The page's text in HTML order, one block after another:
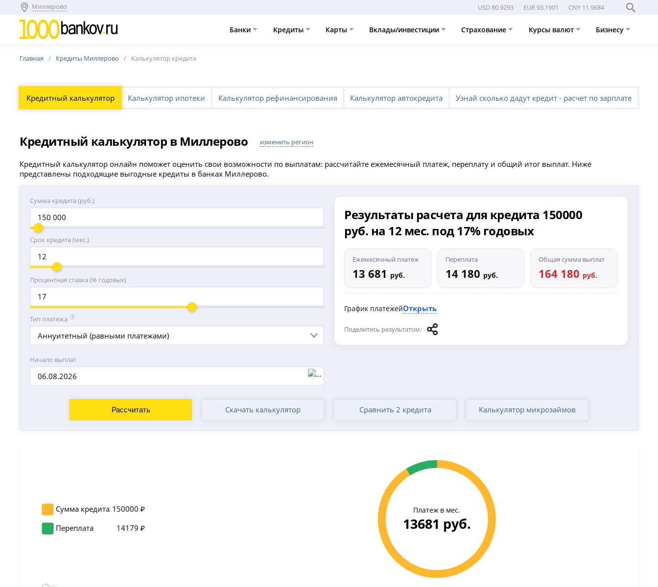
Миллерово USD 80.9293 EUR 93.1901 CNY 11.9684
Банки Кредиты Карты Вклады/инвестиции Страхование Курсы валют Бизнесу
Главная Кредиты Миллерово Калькулятор кредита
Кредитный калькулятор Калькулятор ипотеки Калькулятор рефинансирования Калькулятор автокредита Узнай сколько дадут кредит - расчет по зарплате
Кредитный калькулятор в Миллерово изменить регион
Кредитный калькулятор онлайн поможет оценить свои возможности по выплатам: рассчитайте ежемесячный платеж, переплату и общий итог выплат. Ниже
представлены подходящие выгодные кредиты в банках Миллерово.
Сумма кредита (руб.)
Срок кредита (мес.)
Процентная ставка (% годовых)
Тип платежа
Аннуитетный (равными платежами)
Начало выплат
Результаты расчета для кредита 150000
руб. на 12 мес. под 17% годовых
Ежемесячный платеж
13 681 руб.
Переплата
14 180 руб.
Общая сумма выплат
164 180 руб.
График платежейОткрыть
Поделитесь результатом:
Скачать калькулятор Сравнить 2 кредита Калькулятор микрозаймов
Сумма кредита 150000 ₽
Переплата
14179 ₽
Платеж в мес.
13681 руб.